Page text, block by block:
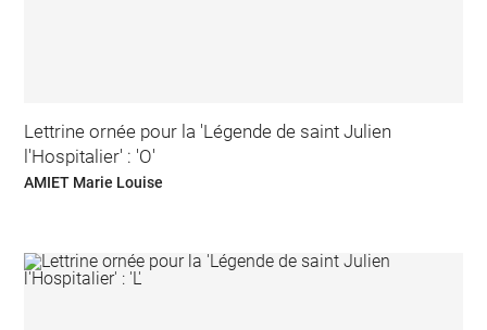
Lettrine ornée pour la 'Légende de saint Julien
l'Hospitalier' : 'O'
AMIET Marie Louise